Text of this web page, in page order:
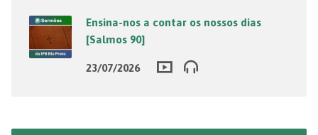
Ensina-nos a contar os nossos dias
[Salmos 90]
23/07/2026